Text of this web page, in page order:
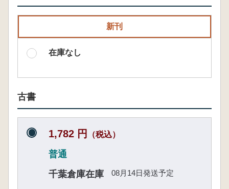
新刊
在庫なし
古書
1,782 円 （税込）
普通
千葉倉庫在庫
08月14日発送予定